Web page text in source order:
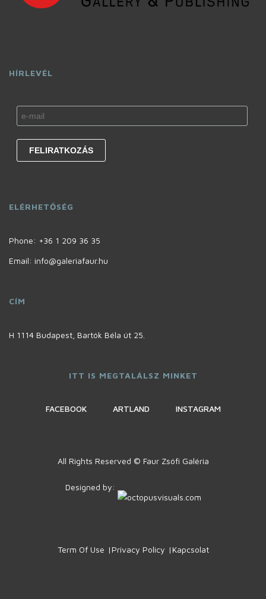
HÍRLEVÉL
ELÉRHETŐSÉG
Phone: +36 1 209 36 35
Email: info@galeriafaur.hu
CÍM
H 1114 Budapest, Bartók Béla út 25.
ITT IS MEGTALÁLSZ MINKET
FACEBOOK ARTLAND INSTAGRAM
All Rights Reserved © Faur Zsófi Galéria
Designed by:
Term Of Use Privacy Policy Kapcsolat